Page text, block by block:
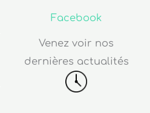
Facebook
Venez voir nos
dernières actualités